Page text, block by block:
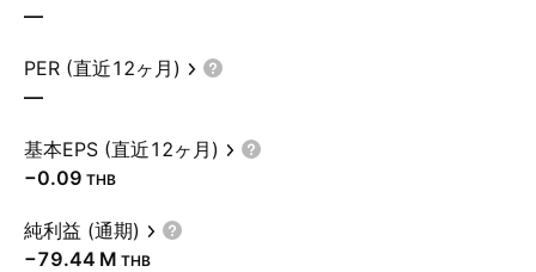
—
PER (直近12ヶ月)
—
基本EPS (直近12ヶ月)
−0.09 THB
純利益 (通期)
‪−79.44 M‬ THB